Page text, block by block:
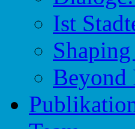
Ist
Beyond